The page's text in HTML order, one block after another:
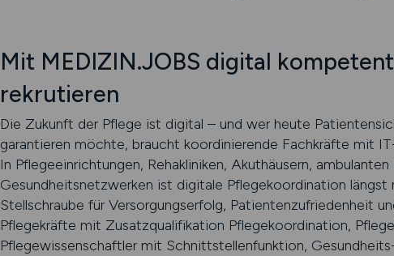
Mit MEDIZIN.JOBS digital
rekrutieren
Die Zukunft der Pflege ist digital – und wer heute
garantieren möchte, braucht koordinierende Fachkräfte mit
In Pflegeeinrichtungen, Rehakliniken, Akuthäusern,
Gesundheitsnetzwerken ist digitale Pflegekoordination
Stellschraube für Versorgungserfolg, Patientenzufriedenheit
Pflegekräfte mit Zusatzqualifikation Pflegekoordination,
Pflegewissenschaftler mit Schnittstellenfunktion,